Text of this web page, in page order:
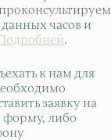
часов и
.
к нам для
заявку на
форму, либо